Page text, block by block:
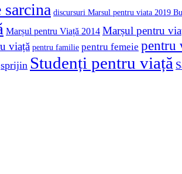
sarcina discursuri Marsul pentru viata 2019
Marșul pentru Viață 2014 Marșul pentru
viață pentru familie pentru femeie pentru
sprijin Studenți pentru viață